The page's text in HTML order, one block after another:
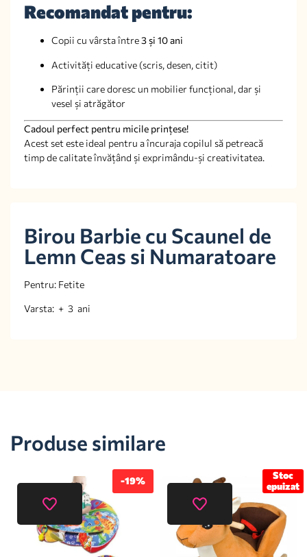
Recomandat pentru:
Copii cu vârsta între3 și 10 ani
Activități educative (scris, desen, citit)
Părinții care doresc un mobilier funcțional, dar și
vesel și atrăgător
Cadoul perfect pentru micile prințese!
Acest set este ideal pentru a încuraja copilul să petreacă
timp de calitate învățând și exprimându-și creativitatea.
Birou Barbie cu Scaunel de
Lemn Ceas si Numaratoare
Pentru: Fetite
Varsta: + 3 ani
Produse similare
-19%
Stoc
epuizat